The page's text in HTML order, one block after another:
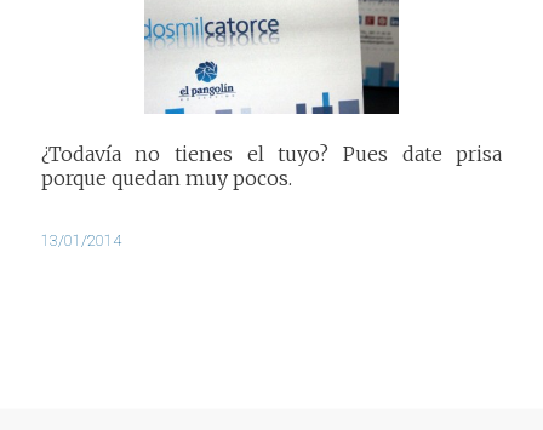
¿Todavía no tienes el tuyo? Pues date prisa
porque quedan muy pocos.
13/01/2014